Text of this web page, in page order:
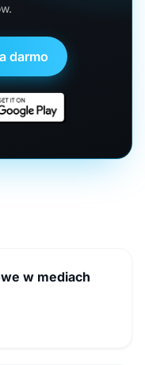
darmo
w mediach